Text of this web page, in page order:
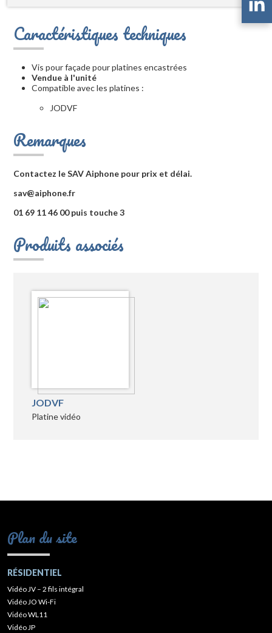
Caractéristiques techniques
Vis pour façade pour platines encastrées
Vendue à l'unité
Compatible avec les platines :
JODVF
Remarques
Contactez le SAV Aiphone pour prix et délai.
sav@aiphone.fr
01 69 11 46 00 puis touche 3
Produits associés
JODVF
Platine vidéo
Plan du site
RÉSIDENTIEL
Vidéo JV – 2 fils intégral
Vidéo JO Wi-Fi
Vidéo WL11
Vidéo JP